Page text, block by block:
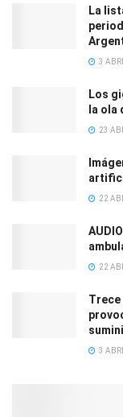
La
3
Los
la ola
23
22
22
Trece
3